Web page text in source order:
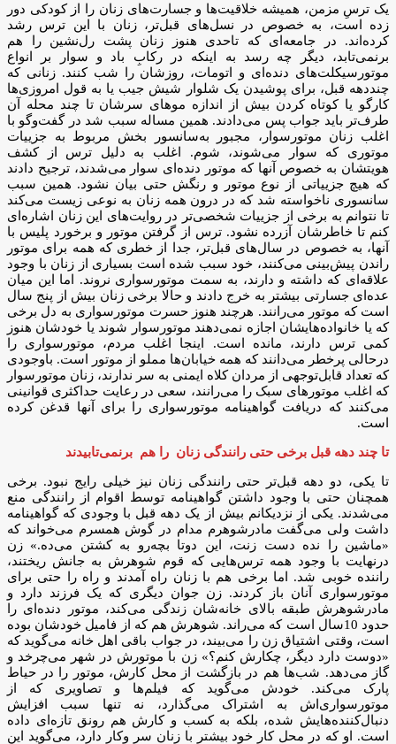
یک ترسِ مزمن، همیشه خلاقیت‌ها و جسارت‌های زنان را از کودکی دور
زده است، به خصوص در نسل‌های قبل‌تر، زنان با این ترس رشد
کرده‌اند. در جامعه‌ای که تاحدی هنوز زنان پشت رل‌نشین را هم
برنمی‌تابد، دیگر چه رسد به اینکه در رکابِ باد و سوار بر انواع
موتورسیکلت‌های دنده‌ای و اتومات، روزشان را شب کنند. زنانی که
چنددهه قبل، برای پوشیدن یک شلوار شیش جیب یا به قول امروزی‌ها
کارگو یا کوتاه کردن بیش از اندازه موهای سرشان تا چند محله آن
طرف‌تر باید جواب پس می‌دادند. همین مساله سبب شد در گفت‌وگو با
اغلب زنان موتورسوار، مجبور به‌سانسور بخش مربوط به جزییات
موتوری که سوار می‌شوند، شوم. اغلب به دلیل ترس از کشف
هویتشان به خصوص آنها که موتور دنده‌ای سوار می‌شدند، ترجیح دادند
که هیچ جزییاتی از نوع موتور و رنگش حتی بیان نشود. همین سبب
سانسوری ناخواسته شد که در درون همه زنان به نوعی زیست می‌کند
تا نتوانم به برخی از جزییات شخصی‌تر در روایت‌های این زنان اشاره‌ای
کنم تا خاطرشان آزرده نشود. ترس از گرفتن موتور و برخورد پلیس با
آنها، به خصوص در سال‌های قبل‌تر، جدا از خطری که همه برای موتور
راندن پیش‌بینی می‌کنند، خود سبب شده است بسیاری از زنان با وجود
علاقه‌ای که داشته و دارند، به سمت موتورسواری نروند. اما این میان
عده‌ای جسارتی بیشتر به خرج دادند و حالا برخی زنان بیش از پنج سال
است که موتور می‌رانند. هرچند هنوز حسرت موتورسواری به دل برخی
که یا خانواده‌هایشان اجازه نمی‌دهند موتورسوار شوند یا خودشان هنوز
کمی ترس دارند، مانده است. اینجا اغلب مردم، موتورسواری را
درحالی پرخطر می‌دانند که همه خیابان‌ها مملو از موتور است. باوجودی
که تعداد قابل‌توجهی از مردان کلاه ایمنی به سر ندارند، زنان موتورسوار
که اغلب موتورهای سبک را می‌رانند، سعی در رعایت حداکثری قوانینی
می‌کنند که دریافت گواهینامه موتورسواری را برای آنها قدغن کرده
است.
تا چند دهه قبل برخی حتی رانندگی زنان را هم برنمی‌تابیدند
تا یکی، دو دهه قبل‌تر حتی رانندگی زنان نیز خیلی رایج نبود. برخی
همچنان حتی با وجود داشتن گواهینامه توسط اقوام از رانندگی منع
می‌شدند. یکی از نزدیکانم بیش از یک دهه قبل با وجودی که گواهینامه
داشت ولی می‌گفت مادرشوهرم مدام در گوش همسرم می‌خواند که
«ماشین را نده دست زنت، این دوتا بچه‌رو به کشتن می‌ده.» زن
درنهایت با وجود همه ترس‌هایی که قوم شوهرش به جانش ریختند،
راننده خوبی شد. اما برخی هم با زنان راه آمدند و راه را حتی برای
موتورسواری آنان باز کردند. زن جوان دیگری که یک فرزند دارد و
مادرشوهرش طبقه بالای خانه‌شان زندگی می‌کند، موتور دنده‌ای را
حدود 10‌سال است که می‌راند. شوهرش هم که از فامیل خودشان بوده
است، وقتی اشتیاق زن را می‌بیند، در جواب باقی اهل خانه می‌گوید که
«دوست دارد دیگر، چکارش کنم؟» زن با موتورش در شهر می‌چرخد و
گاز می‌دهد. شب‌ها هم در بازگشت از محل کارش، موتور را در حیاط
پارک می‌کند. خودش می‌گوید که فیلم‌ها و تصاویری که از
موتورسواری‌اش به اشتراک می‌گذارد، نه تنها سبب افزایش
دنبال‌کننده‌هایش شده، بلکه به کسب و کارش هم رونق تازه‌ای داده
است. او که در محل کار خود بیشتر با زنان سر وکار دارد، می‌گوید این